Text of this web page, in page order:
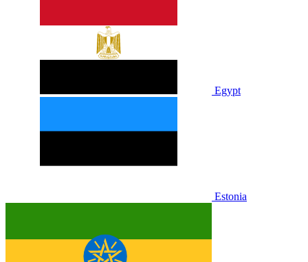
Egypt
Estonia